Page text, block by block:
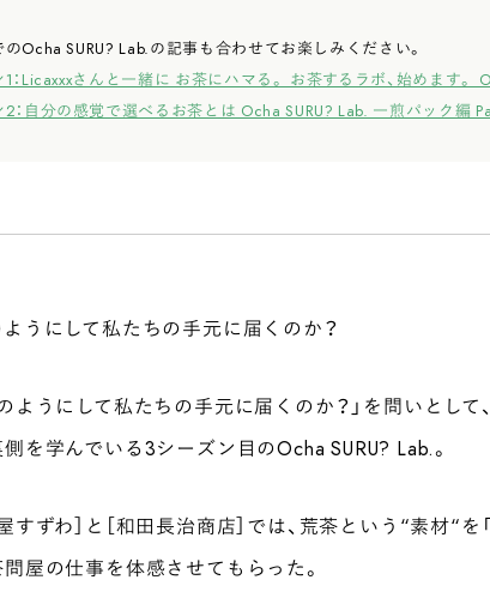
のOcha SURU? Lab.の記事も合わせてお楽しみください。
：Licaxxxさんと一緒に お茶にハマる。 お茶するラボ、始めます。
2：自分の感覚で選べるお茶とは Ocha SURU? Lab. 一煎パック編
うにして私たちの手元に届くのか？
ようにして私たちの手元に届くのか？」を問いとし
を学んでいる3シーズン目のOcha SURU? Lab.。
すずわ］と［和田長治商店］では、荒茶という“素材“を
屋の仕事を体感させてもらった。